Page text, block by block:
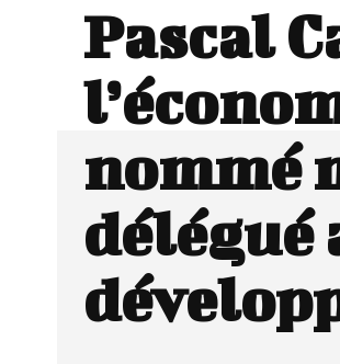
Pascal
nommé
délégué